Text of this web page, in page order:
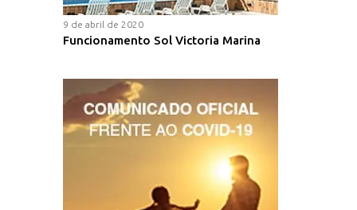
9 de abril de 2020
Funcionamento Sol Victoria Marina